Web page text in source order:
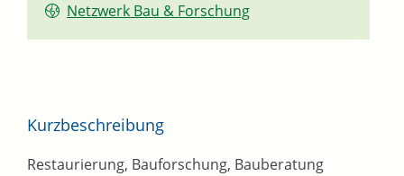
Netzwerk Bau & Forschung
Kurzbeschreibung
Restaurierung, Bauforschung, Bauberatung